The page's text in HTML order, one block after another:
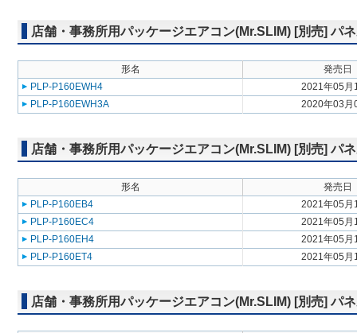
店舗・事務所用パッケージエアコン(Mr.SLIM) [別売] パ
形名
発売日
PLP-P160EWH4
2021年05月
PLP-P160EWH3A
2020年03月
店舗・事務所用パッケージエアコン(Mr.SLIM) [別売] パ
形名
発売日
PLP-P160EB4
2021年05月
PLP-P160EC4
2021年05月
PLP-P160EH4
2021年05月
PLP-P160ET4
2021年05月
店舗・事務所用パッケージエアコン(Mr.SLIM) [別売] パ